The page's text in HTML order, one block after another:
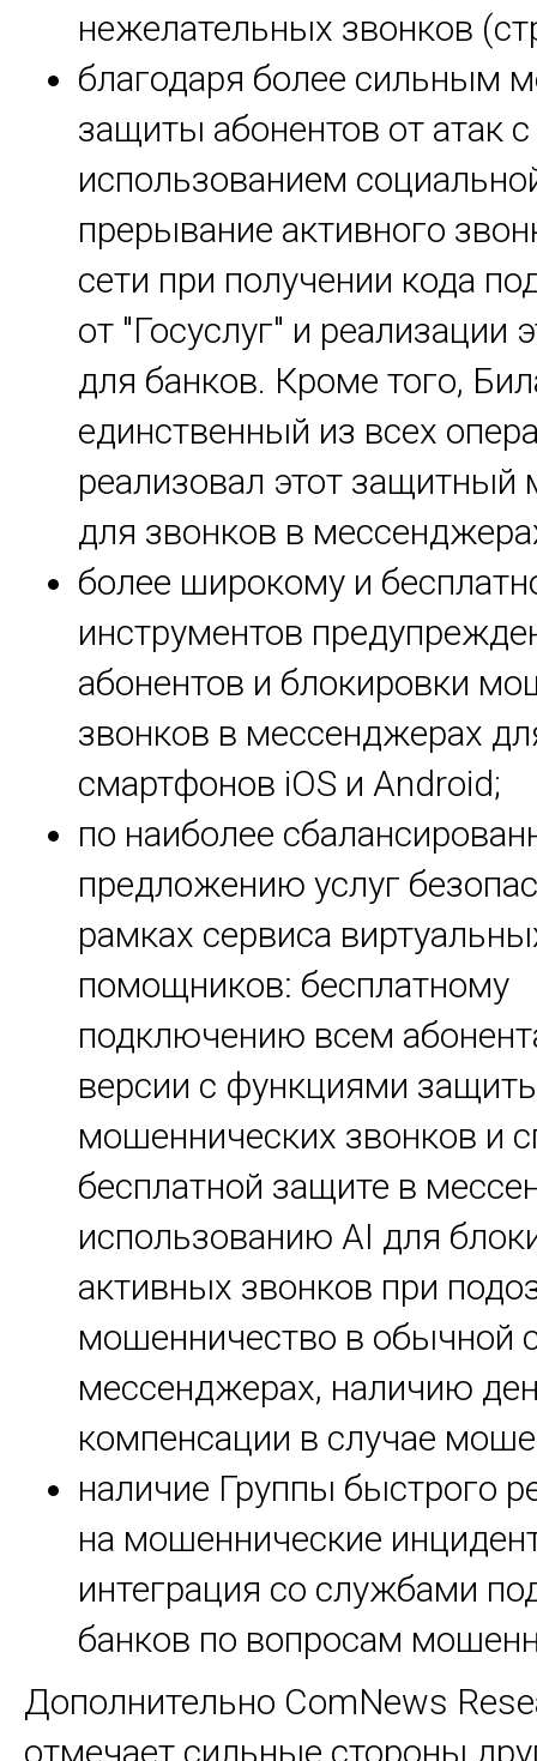
нежелательных звонков
благодаря более сильным
защиты абонентов от атак с
использованием
прерывание активного
сети при получении кода
от "Госуслуг" и реализации
для банков. Кроме того,
единственный из всех
реализовал этот защитный
для звонков в
более широкому и
инструментов
абонентов и блокировки
звонков в мессенджерах
смартфонов iOS и Android;
по наиболее
предложению услуг
рамках сервиса
помощников: бесплатному
подключению всем
версии с функциями
мошеннических звонков и
бесплатной защите в
использованию AI для
активных звонков при
мошенничество в обычной
мессенджерах, наличию
компенсации в случае
наличие Группы быстрого
на мошеннические
интеграция со службами
банков по вопросам
Дополнительно ComNews
отмечает сильные стороны